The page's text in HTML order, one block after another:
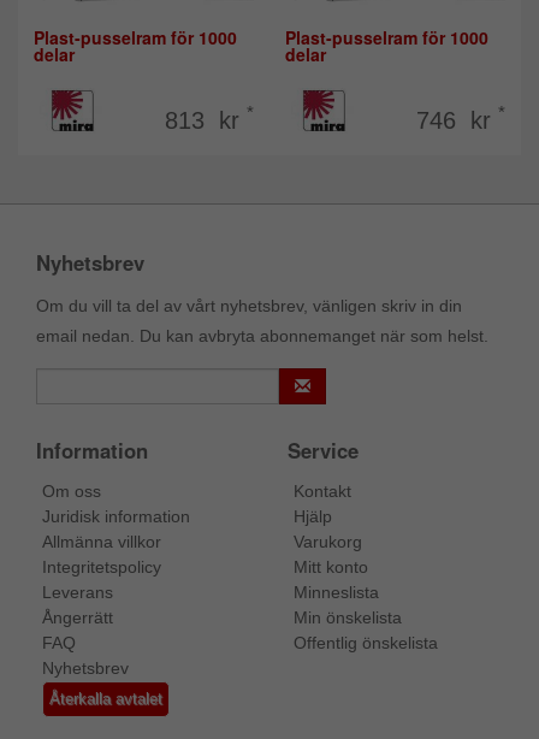
Plast-pusselram för 1000
delar
813 kr *
Plast-pusselram för 1000
delar
746 kr *
Nyhetsbrev
Om du vill ta del av vårt nyhetsbrev, vänligen skriv in din
email nedan. Du kan avbryta abonnemanget när som helst.
Information
Om oss
Juridisk information
Allmänna villkor
Integritetspolicy
Leverans
Ångerrätt
FAQ
Nyhetsbrev
Återkalla avtalet
Service
Kontakt
Hjälp
Varukorg
Mitt konto
Minneslista
Min önskelista
Offentlig önskelista